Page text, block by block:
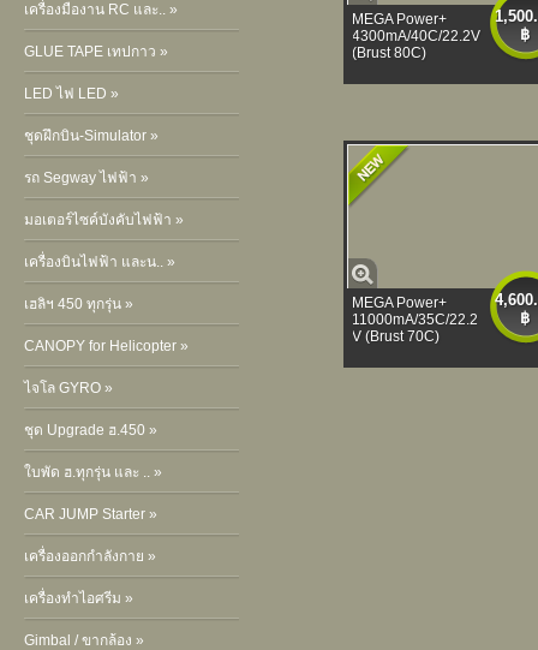
เครื่องมืองาน RC และ.. »
GLUE TAPE เทปกาว »
LED ไฟ LED »
ชุดฝึกบิน-Simulator »
รถ Segway ไฟฟ้า »
มอเตอร์ไซค์บังคับไฟฟ้า »
เครื่องบินไฟฟ้า และน.. »
เฮลิฯ 450 ทุกรุ่น »
CANOPY for Helicopter »
ไจโล GYRO »
ชุด Upgrade ฮ.450 »
ใบพัด ฮ.ทุกรุ่น และ .. »
CAR JUMP Starter »
เครื่องออกกำลังกาย »
เครื่องทำไอศรีม »
Gimbal / ขากล้อง »
฿
MEGA Power+
4300mA/40C/22.2V
(Brust 80C)
฿
MEGA Power+
11000mA/35C/22.2
V (Brust 70C)